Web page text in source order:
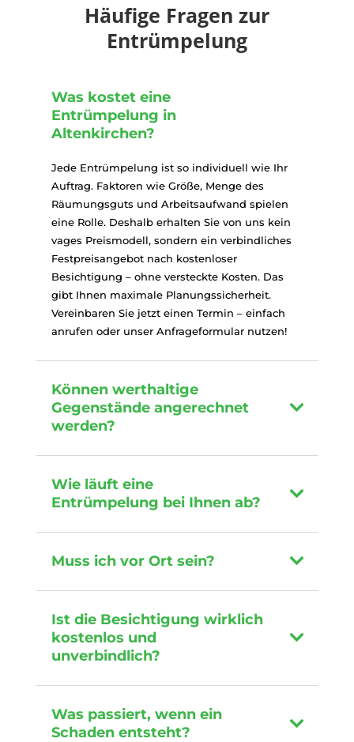
Häufige Fragen zur
Entrümpelung
Was kostet eine
Entrümpelung in
Altenkirchen?
Jede Entrümpelung ist so individuell wie Ihr
Auftrag. Faktoren wie Größe, Menge des
Räumungsguts und Arbeitsaufwand spielen
eine Rolle. Deshalb erhalten Sie von uns kein
vages Preismodell, sondern ein verbindliches
Festpreisangebot nach kostenloser
Besichtigung – ohne versteckte Kosten. Das
gibt Ihnen maximale Planungssicherheit.
Vereinbaren Sie jetzt einen Termin – einfach
anrufen oder unser Anfrageformular nutzen!
Können werthaltige
Gegenstände angerechnet
werden?
Wie läuft eine
Entrümpelung bei Ihnen ab?
Muss ich vor Ort sein?
Ist die Besichtigung wirklich
kostenlos und
unverbindlich?
Was passiert, wenn ein
Schaden entsteht?